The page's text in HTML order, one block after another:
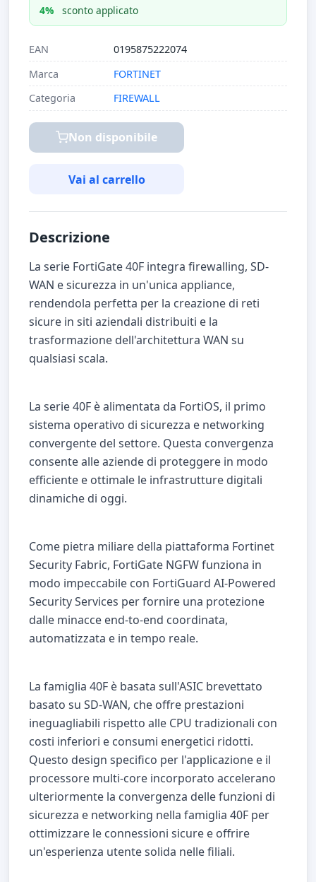
4%
sconto applicato
EAN
0195875222074
Marca
FORTINET
Categoria
FIREWALL
Non disponibile
Vai al carrello
Descrizione
La serie FortiGate 40F integra firewalling, SD-
WAN e sicurezza in un'unica appliance,
rendendola perfetta per la creazione di reti
sicure in siti aziendali distribuiti e la
trasformazione dell'architettura WAN su
qualsiasi scala.
La serie 40F è alimentata da FortiOS, il primo
sistema operativo di sicurezza e networking
convergente del settore. Questa convergenza
consente alle aziende di proteggere in modo
efficiente e ottimale le infrastrutture digitali
dinamiche di oggi.
Come pietra miliare della piattaforma Fortinet
Security Fabric, FortiGate NGFW funziona in
modo impeccabile con FortiGuard AI-Powered
Security Services per fornire una protezione
dalle minacce end-to-end coordinata,
automatizzata e in tempo reale.
La famiglia 40F è basata sull'ASIC brevettato
basato su SD-WAN, che offre prestazioni
ineguagliabili rispetto alle CPU tradizionali con
costi inferiori e consumi energetici ridotti.
Questo design specifico per l'applicazione e il
processore multi-core incorporato accelerano
ulteriormente la convergenza delle funzioni di
sicurezza e networking nella famiglia 40F per
ottimizzare le connessioni sicure e offrire
un'esperienza utente solida nelle filiali.